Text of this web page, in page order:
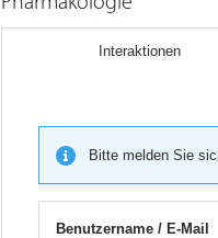
Interaktionen
Bitte melden Sie
Benutzername / E-Mail